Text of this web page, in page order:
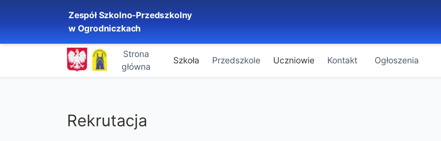
Zespół Szkolno-Przedszkolny
w Ogrodniczkach
Strona
główna
Szkoła Przedszkole Uczniowie Kontakt Ogłoszenia
Rekrutacja